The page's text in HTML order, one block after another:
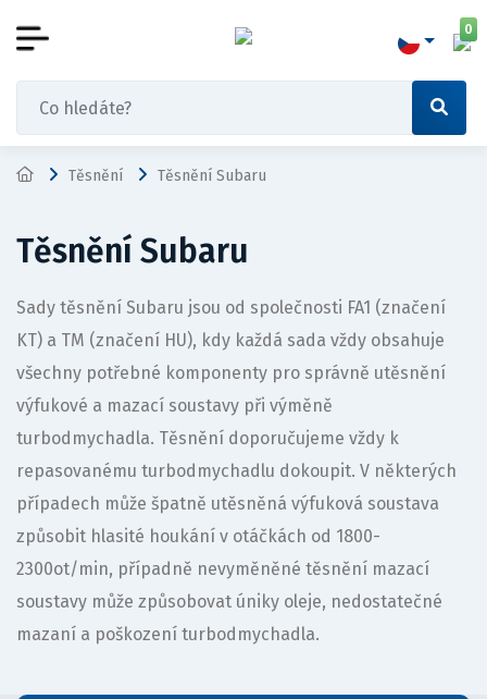
0
Těsnění Těsnění Subaru
Těsnění Subaru
Sady těsnění Subaru jsou od společnosti FA1 (značení
KT) a TM (značení HU), kdy každá sada vždy obsahuje
všechny potřebné komponenty pro správně utěsnění
výfukové a mazací soustavy při výměně
turbodmychadla. Těsnění doporučujeme vždy k
repasovanému turbodmychadlu dokoupit. V některých
případech může špatně utěsněná výfuková soustava
způsobit hlasité houkání v otáčkách od 1800-
2300ot/min, případně nevyměněné těsnění mazací
soustavy může způsobovat úniky oleje, nedostatečné
mazaní a poškození turbodmychadla.